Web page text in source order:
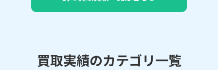
買取実績のカテゴリ一覧